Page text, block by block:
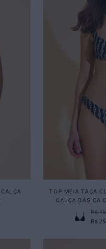
TOP MEIA TAÇA
CALÇA BÁSICA
R$
R$